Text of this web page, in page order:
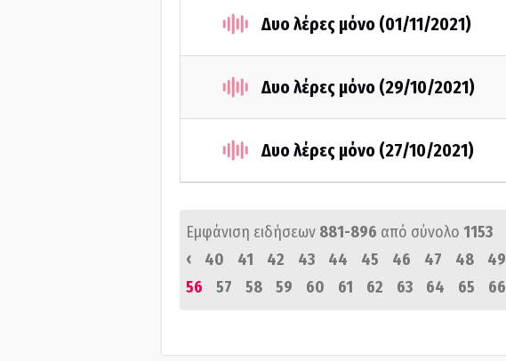
Δυο λέρες μόνο (01/11/2021)
Δυο λέρες μόνο (29/10/2021)
Δυο λέρες μόνο (27/10/2021)
Εμφάνιση ειδήσεων 881-896 από σύνολο 1153
‹
40 41 42 43 44 45 46 47 48 49
56
57 58 59 60 61 62 63 64 65 66